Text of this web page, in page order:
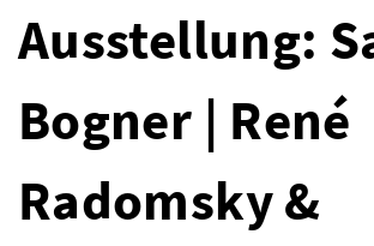
Ausstellung:
Bogner | René
Radomsky &